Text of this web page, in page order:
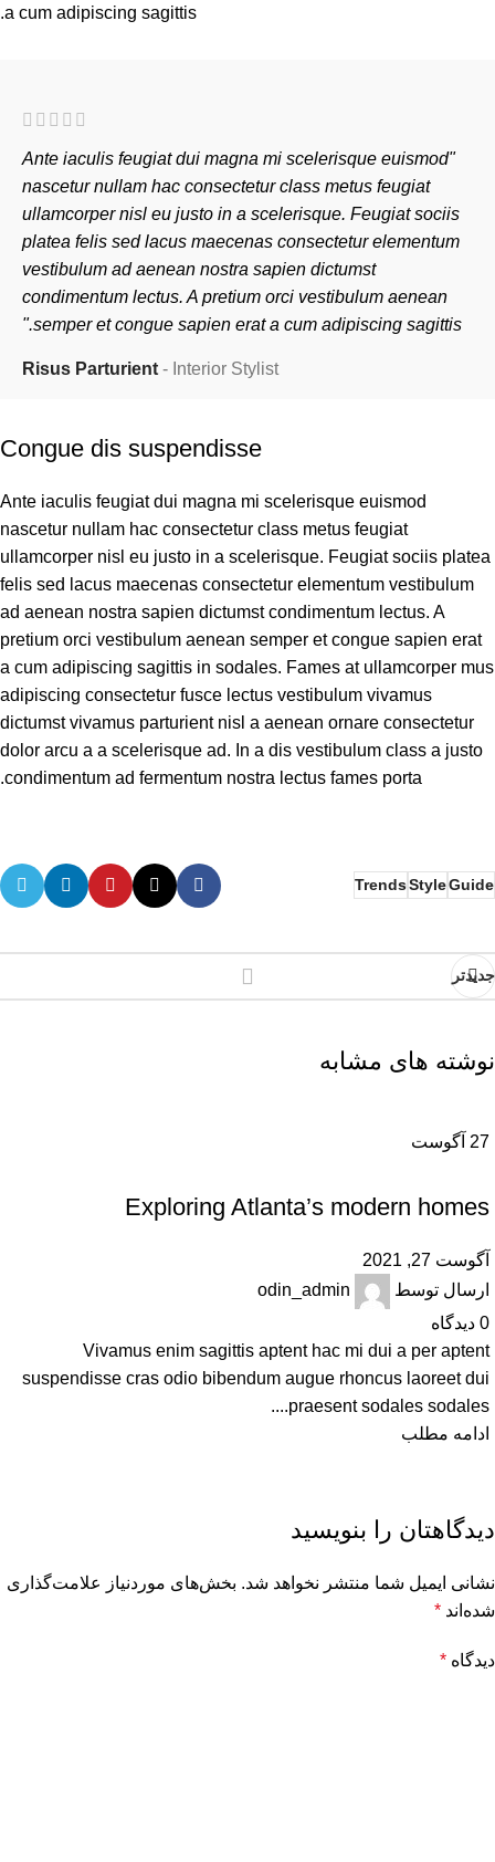
a cum adipiscing sagittis.
"Ante iaculis feugiat dui magna mi scelerisque euismod
nascetur nullam hac consectetur class metus feugiat
ullamcorper nisl eu justo in a scelerisque. Feugiat sociis
platea felis sed lacus maecenas consectetur elementum
vestibulum ad aenean nostra sapien dictumst
condimentum lectus. A pretium orci vestibulum aenean
semper et congue sapien erat a cum adipiscing sagittis."
Risus Parturient Interior Stylist
Congue dis suspendisse
Ante iaculis feugiat dui magna mi scelerisque euismod
nascetur nullam hac consectetur class metus feugiat
ullamcorper nisl eu justo in a scelerisque. Feugiat sociis platea
felis sed lacus maecenas consectetur elementum vestibulum
ad aenean nostra sapien dictumst condimentum lectus. A
pretium orci vestibulum aenean semper et congue sapien erat
a cum adipiscing sagittis in sodales. Fames at ullamcorper mus
adipiscing consectetur fusce lectus vestibulum vivamus
dictumst vivamus parturient nisl a aenean ornare consectetur
dolor arcu a a scelerisque ad. In a dis vestibulum class a justo
condimentum ad fermentum nostra lectus fames porta.
Guide
Style
Trends
جدیدتر
نوشته های مشابه
27 آگوست
Exploring Atlanta’s modern homes
آگوست 27, 2021
ارسال توسط
odin_admin
0 دیدگاه
Vivamus enim sagittis aptent hac mi dui a per aptent
suspendisse cras odio bibendum augue rhoncus laoreet dui
praesent sodales sodales....
ادامه مطلب
دیدگاهتان را بنویسید
نشانی ایمیل شما منتشر نخواهد شد. بخش‌های موردنیاز علامت‌گذاری
شده‌اند *
دیدگاه *